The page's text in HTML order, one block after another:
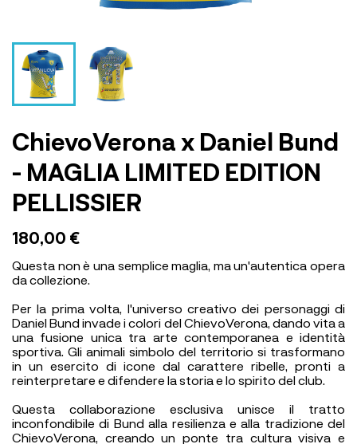
ChievoVerona x Daniel Bund
- MAGLIA LIMITED EDITION
PELLISSIER
180,00 €
Questa non è una semplice maglia, ma un'autentica opera
da collezione.
Per la prima volta, l'universo creativo dei personaggi di
Daniel Bund invade i colori del ChievoVerona, dando vita a
una fusione unica tra arte contemporanea e identità
sportiva. Gli animali simbolo del territorio si trasformano
in un esercito di icone dal carattere ribelle, pronti a
reinterpretare e difendere la storia e lo spirito del club.
Questa collaborazione esclusiva unisce il tratto
inconfondibile di Bund alla resilienza e alla tradizione del
ChievoVerona, creando un ponte tra cultura visiva e